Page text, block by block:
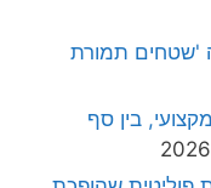
'שטחים תמורת
בין סף